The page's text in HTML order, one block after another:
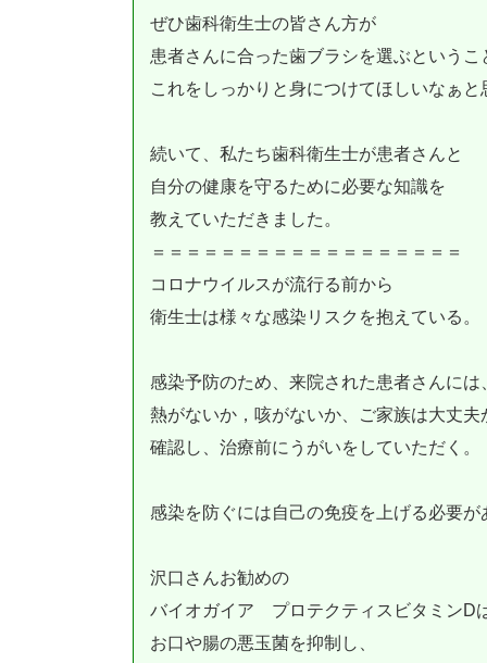
ぜひ歯科衛生士の皆さん方が
患者さんに合った歯ブラシを選ぶというこ
これをしっかりと身につけてほしいなぁと
続いて、私たち歯科衛生士が患者さんと
自分の健康を守るために必要な知識を
教えていただきました。
＝＝＝＝＝＝＝＝＝＝＝＝＝＝＝＝＝＝
コロナウイルスが流行る前から
衛生士は様々な感染リスクを抱えている。
感染予防のため、来院された患者さんには
熱がないか，咳がないか、ご家族は大丈夫
確認し、治療前にうがいをしていただく。
感染を防ぐには自己の免疫を上げる必要が
沢口さんお勧めの
バイオガイア プロテクティスビタミンD
お口や腸の悪玉菌を抑制し、